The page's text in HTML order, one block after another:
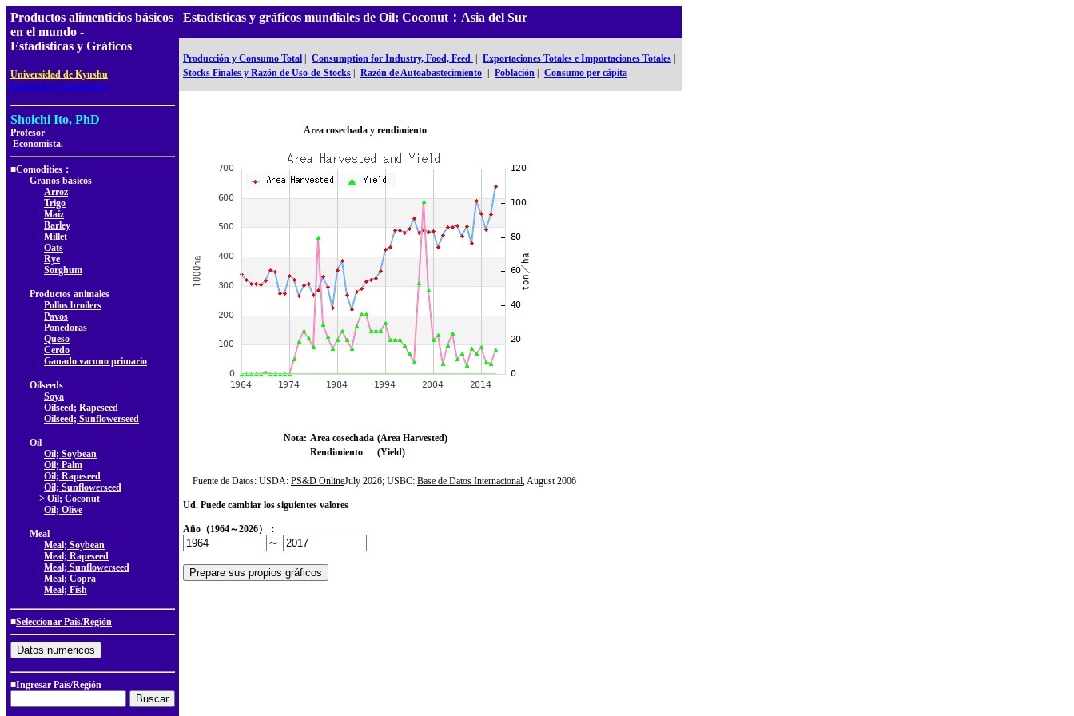
Productos alimenticios básicos
en el mundo -
Estadísticas y Gráficos
Universidad de Kyushu,
Facultad de Agricultura
Shoichi Ito, PhD
Profesor
Economista.
■Comodities：
Granos básicos
Arroz
Trigo
Maíz
Barley
Millet
Oats
Rye
Sorghum
Productos animales
Pollos broilers
Pavos
Ponedoras
Queso
Cerdo
Ganado vacuno primario
Oilseeds
Soya
Oilseed; Rapeseed
Oilseed; Sunflowerseed
Oil
Oil; Soybean
Oil; Palm
Oil; Rapeseed
Oil; Sunflowerseed
> Oil; Coconut
Oil; Olive
Meal
Meal; Soybean
Meal; Rapeseed
Meal; Sunflowerseed
Meal; Copra
Meal; Fish
■Seleccionar País/Región
■Ingresar País/Región
Estadísticas y gráficos mundiales de Oil; Coconut：Asia del Sur
Producción y Consumo Total Consumption for Industry, Food, Feed Exportaciones Totales e Importaciones Totales
Stocks Finales y Razón de Uso-de-Stocks
Razón de Autoabastecimiento Población Consumo per cápita
Area cosechada y rendimiento
Nota: Area cosechada (Area Harvested)
Rendimiento
(Yield)
Fuente de Datos: USDA: PS&D OnlineJuly 2026; USBC: Base de Datos Internacional, August 2006
Ud. Puede cambiar los siguientes valores
Año（1964～2026）：
～